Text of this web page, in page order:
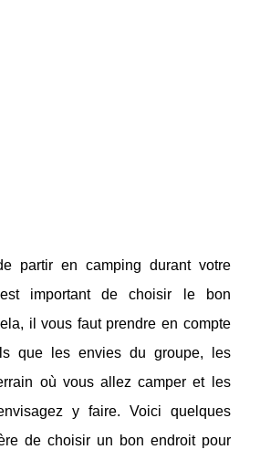
partir en camping durant votre
important de choisir le bon
il vous faut prendre en compte
que les envies du groupe, les
où vous allez camper et les
y faire. Voici quelques
de choisir un bon endroit pour